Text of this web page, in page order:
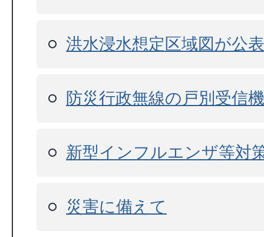
洪水浸水想定区域図が公
防災行政無線の戸別受信
新型インフルエンザ等対
災害に備えて